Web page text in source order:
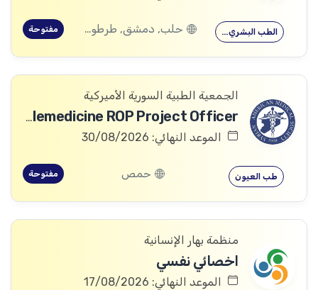
الطب البشري… حلب, دمشق, طرطوس, ريف دمشق, ديرالزور, درعا, السويداء, إدلب, القنيطرة, اللاذقية, الرقة, حمص, الحسكة, حماة مفتوحة
الجمعية الطبية السورية الأميركية
Telemedicine ROP Project Officer
الموعد النهائي: 30/08/2026
طب العيون حمص مفتوحة
منظمة بهار الإنسانية
اخصائي نفسي
الموعد النهائي: 17/08/2026